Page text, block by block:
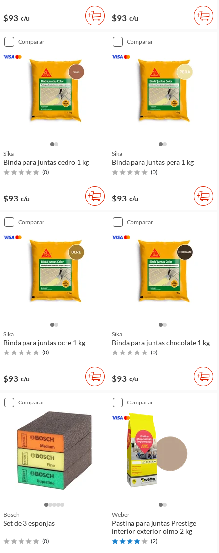
$93 c/u $93 c/u
comparar
Sika
Binda para juntas cedro 1 kg
(0)
$93 c/u
comparar
Sika
Binda para juntas pera 1 kg
(0)
$93 c/u
comparar
Sika
Binda para juntas ocre 1 kg
(0)
$93 c/u
comparar
Sika
Binda para juntas chocolate 1 kg
(0)
$93 c/u
comparar
Bosch
Set de 3 esponjas
(0)
comparar
Weber
Pastina para juntas Prestige
interior exterior olmo 2 kg
(2)